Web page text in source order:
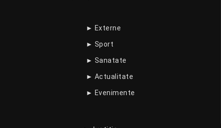
► Externe
► Sport
► Sanatate
► Actualitate
► Evenimente